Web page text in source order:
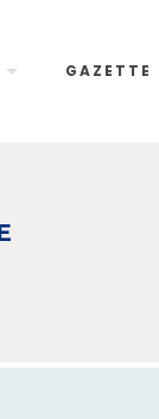
GAZETTE